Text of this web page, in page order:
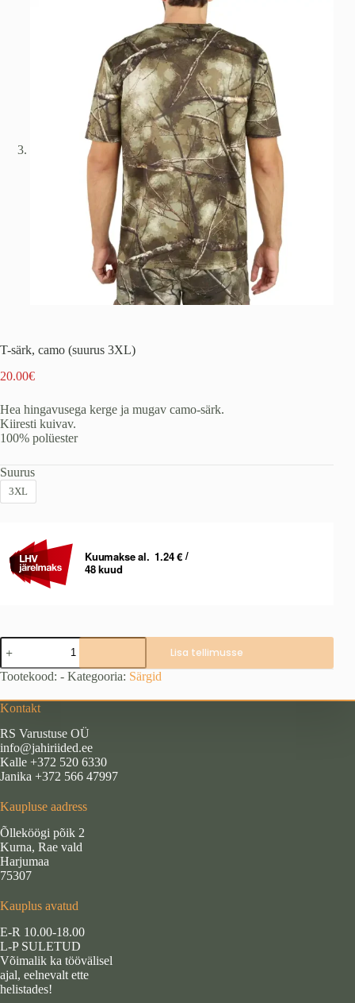
T-särk, camo (suurus 3XL)
20.00€
Hea hingavusega kerge ja mugav camo-särk.
Kiiresti kuivav.
100% polüester
Suurus
3XL
T-
särk,
camo
(suurus
kogus
Lisa tellimusse
Tootekood: - Kategooria: Särgid
Kontakt
RS Varustuse OÜ
info@jahiriided.ee
Kalle +372 520 6330
Janika +372 566 47997
Kaupluse aadress
Õlleköögi põik 2
Kurna, Rae vald
Harjumaa
75307
Kauplus avatud
E-R 10.00-18.00
L-P SULETUD
Võimalik ka töövälisel
ajal, eelnevalt ette
helistades!